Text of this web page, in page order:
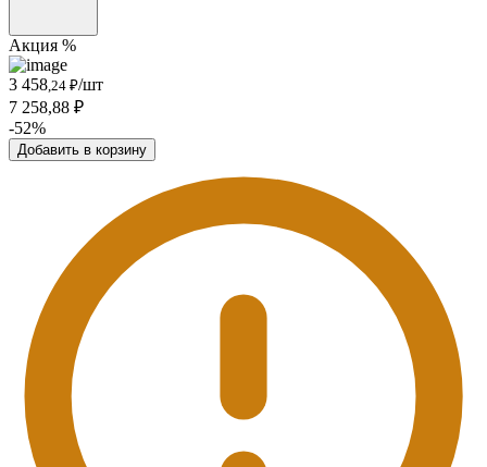
Акция %
3 458 ,24 ₽/шт
7 258,88 ₽
-52%
Добавить в корзину